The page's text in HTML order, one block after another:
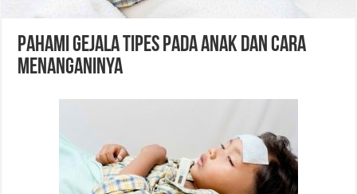
Pahami Gejala Tipes pada Anak dan Cara
Menanganinya